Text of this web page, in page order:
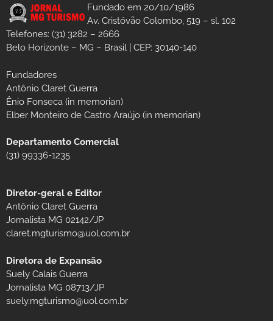
Fundado em 20/10/1986
Av. Cristóvão Colombo, 519 – sl. 102
Telefones: (31) 3282 – 2666
Belo Horizonte – MG – Brasil | CEP: 30140-140
Fundadores
Antônio Claret Guerra
Ênio Fonseca (in memorian)
Elber Monteiro de Castro Araújo (in memorian)
Departamento Comercial
(31) 99336-1235
Diretor-geral e Editor
Antônio Claret Guerra
Jornalista MG 02142/JP
claret.mgturismo@uol.com.br
Diretora de Expansão
Suely Calais Guerra
Jornalista MG 08713/JP
suely.mgturismo@uol.com.br